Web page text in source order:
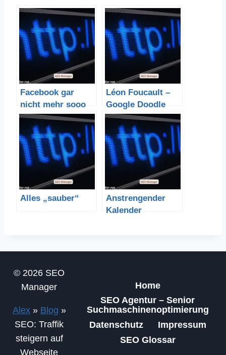
Facebook gar
nicht mehr sooo
Interessant –
eigener Blog :-)
Léon Foucault –
Google Doodle
Alles „sauber“
Anstrengender
Kalender
© 2026 SEO
Manager
Alex» Blog »
SEO: Traffik
steigern auf
Webseite
Home
SEO Agentur – Senior
Suchmaschinenoptimierung
Datenschutz
Impressum
SEO Glossar